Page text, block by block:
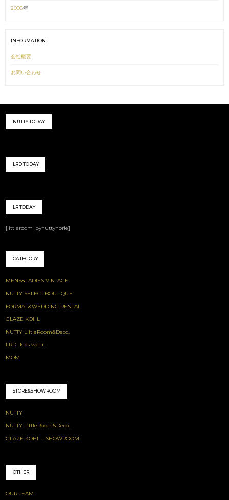
2008年
INFORMATION
会社概要
お問い合わせ
NUTTY TODAY
LRD TODAY
LR TODAY
[littleroom_bynuttyhorie]
CATEGORY
MENS&LADIES VINTAGE
NUTTY SELECT BOUTIQUE
FORMAL&WEDDING RENTAL
GLAZE KOHL
NUTTY LiitleRoom&Deco.
LRD -kids wear-
MOM
STORE&SHOWROOM
NUTTY
NUTTY LittleRoom&Deco.
GLAZE KOHL – SHOWROOM-
OTHER
OUR TEAM